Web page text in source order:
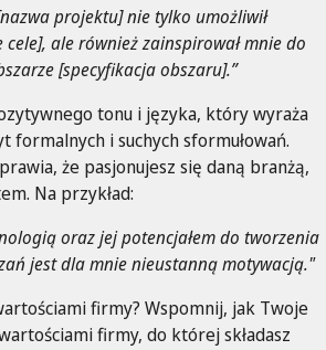
projektu] nie tylko umożliwił
ale również zainspirował mnie do
[specyfikacja obszaru].”
tonu i języka, który wyraża
formalnych i suchych sformułowań.
że pasjonujesz się daną branżą,
Na przykład:
oraz jej potencjałem do tworzenia
jest dla mnie nieustanną motywacją."
firmy? Wspomnij, jak Twoje
firmy, do której składasz